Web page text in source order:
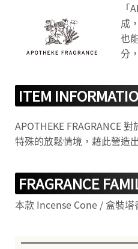
成
也
分
ITEM
APOTHEKE FRAGRANCE​
特殊的放鬆情境，藉此營造
FRAGRANCE
本款 Incense Cone / 盒裝塔